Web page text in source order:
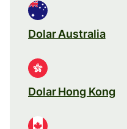
Dolar Australia
Dolar Hong Kong